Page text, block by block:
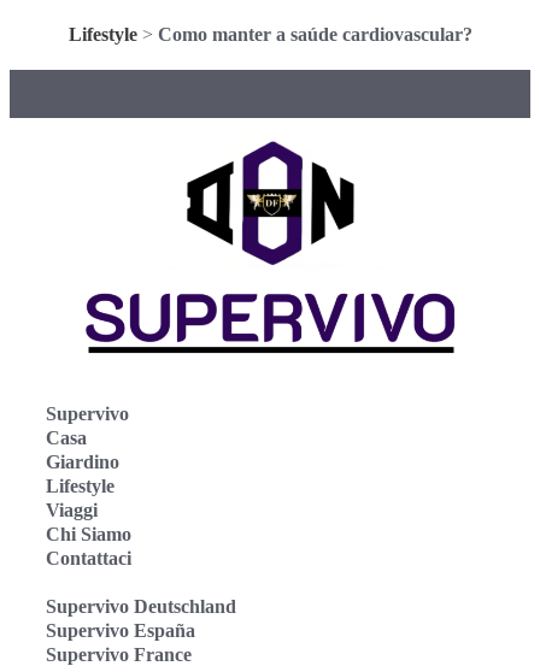
Lifestyle> Como manter a saúde cardiovascular?
Supervivo
Casa
Giardino
Lifestyle
Viaggi
Chi Siamo
Contattaci
Supervivo Deutschland
Supervivo España
Supervivo France